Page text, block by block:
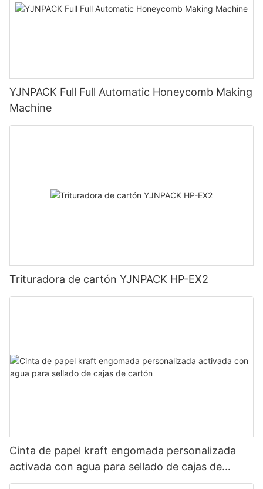
YJNPACK Full Full Automatic Honeycomb Making
Machine
Trituradora de cartón YJNPACK HP-EX2
Cinta de papel kraft engomada personalizada
activada con agua para sellado de cajas de
cartón